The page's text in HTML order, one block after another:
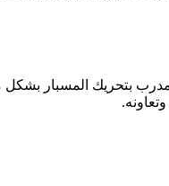
بتحريك المسبار